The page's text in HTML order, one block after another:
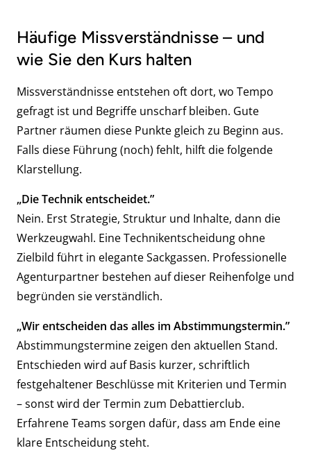
Häufige Missverständnisse – und
wie Sie den Kurs halten
Missverständnisse entstehen oft dort, wo Tempo
gefragt ist und Begriffe unscharf bleiben. Gute
Partner räumen diese Punkte gleich zu Beginn aus.
Falls diese Führung (noch) fehlt, hilft die folgende
Klarstellung.
„Die Technik entscheidet.”
Nein. Erst Strategie, Struktur und Inhalte, dann die
Werkzeugwahl. Eine Technikentscheidung ohne
Zielbild führt in elegante Sackgassen. Professionelle
Agenturpartner bestehen auf dieser Reihenfolge und
begründen sie verständlich.
„Wir entscheiden das alles im Abstimmungstermin.”
Abstimmungstermine zeigen den aktuellen Stand.
Entschieden wird auf Basis kurzer, schriftlich
festgehaltener Beschlüsse mit Kriterien und Termin
– sonst wird der Termin zum Debattierclub.
Erfahrene Teams sorgen dafür, dass am Ende eine
klare Entscheidung steht.